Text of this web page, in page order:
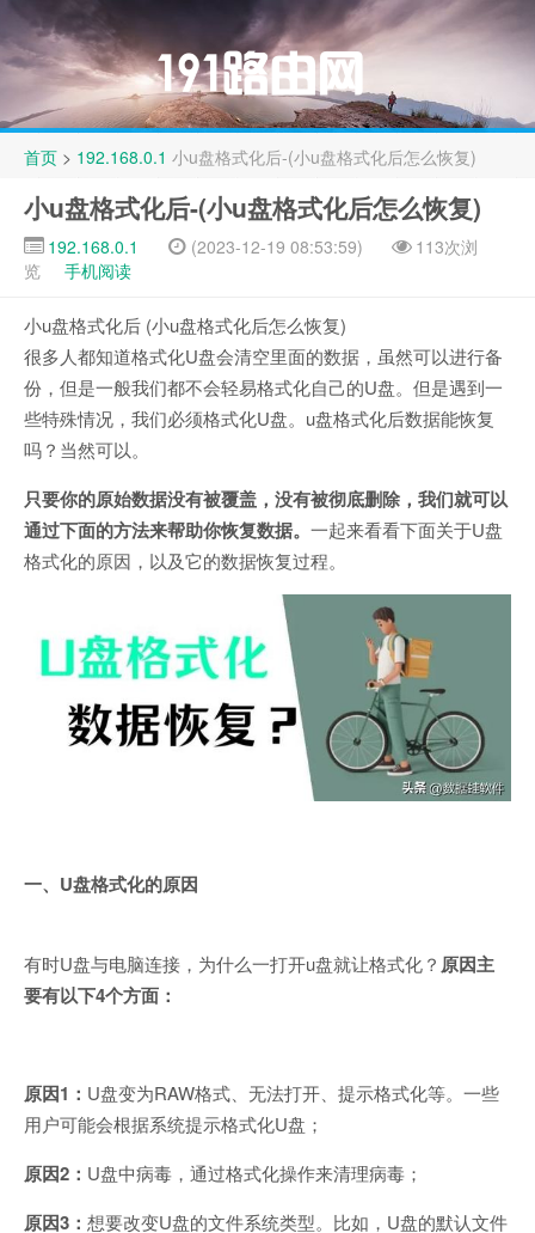
首页 > 192.168.0.1 小u盘格式化后-(小u盘格式化后怎么恢复)
小u盘格式化后-(小u盘格式化后怎么恢复)
192.168.0.1 (2023-12-19 08:53:59)
113次浏
览
手机阅读
小u盘格式化后 (小u盘格式化后怎么恢复)
很多人都知道格式化U盘会清空里面的数据，虽然可以进行备
份，但是一般我们都不会轻易格式化自己的U盘。但是遇到一
些特殊情况，我们必须格式化U盘。u盘格式化后数据能恢复
吗？当然可以。
只要你的原始数据没有被覆盖，没有被彻底删除，我们就可以
通过下面的方法来帮助你恢复数据。 一起来看看下面关于U盘
格式化的原因，以及它的数据恢复过程。
一、U盘格式化的原因
有时U盘与电脑连接，为什么一打开u盘就让格式化？ 原因主
要有以下4个方面：
原因1： U盘变为RAW格式、无法打开、提示格式化等。一些
用户可能会根据系统提示格式化U盘；
原因2： U盘中病毒，通过格式化操作来清理病毒；
原因3： 想要改变U盘的文件系统类型。比如，U盘的默认文件